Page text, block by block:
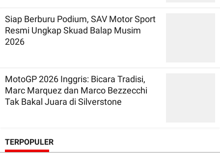
Siap Berburu Podium, SAV Motor Sport
Resmi Ungkap Skuad Balap Musim
2026
MotoGP 2026 Inggris: Bicara Tradisi,
Marc Marquez dan Marco Bezzecchi
Tak Bakal Juara di Silverstone
TERPOPULER